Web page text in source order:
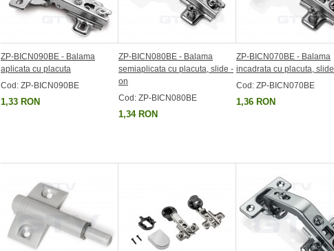
ZP-BICN090BE - Balama
aplicata cu placuta
Cod: ZP-BICN090BE
1,33 RON
ZP-BICN080BE - Balama
semiaplicata cu placuta, slide -
on
Cod: ZP-BICN080BE
1,34 RON
ZP-BICN070BE - Balama
incadrata cu placuta,
Cod: ZP-BICN070BE
1,36 RON